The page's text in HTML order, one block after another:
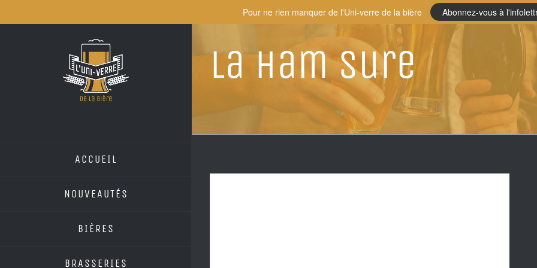
to
ACCUEIL
NOUVEAUTÉS
BIÈRES
BRASSERIES
La Ham Sure
Pour ne rien manquer de l'Uni-verre de la bière Abonnez-vous à